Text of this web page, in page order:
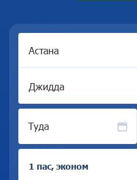
Туда
1 пас, эконом